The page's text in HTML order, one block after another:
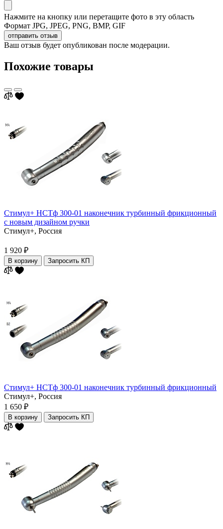
Нажмите на кнопку или перетащите фото в эту область
Формат JPG, JPEG, PNG, BMP, GIF
отправить отзыв
Ваш отзыв будет опубликован после модерации.
Похожие товары
Стимул+ НСТф 300-01 наконечник турбинный фрикционный
с новым дизайном ручки
Стимул+, Россия
1 920 ₽
В корзину Запросить КП
Стимул+ НСТф 300-01 наконечник турбинный фрикционный
Стимул+, Россия
1 650 ₽
В корзину Запросить КП